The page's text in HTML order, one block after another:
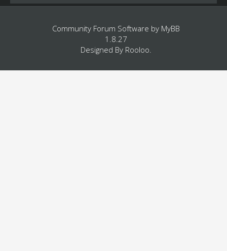
Community Forum Software by MyBB
1.8.27
Designed By Rooloo.